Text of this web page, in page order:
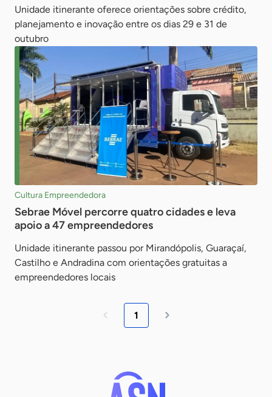
Unidade itinerante oferece orientações sobre crédito,
planejamento e inovação entre os dias 29 e 31 de
outubro
Cultura Empreendedora
Sebrae Móvel percorre quatro cidades e leva
apoio a 47 empreendedores
Unidade itinerante passou por Mirandópolis, Guaraçaí,
Castilho e Andradina com orientações gratuitas a
empreendedores locais
1